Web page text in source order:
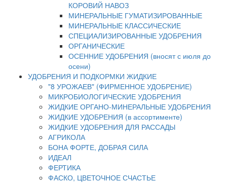
КОРОВИЙ НАВОЗ
МИНЕРАЛЬНЫЕ ГУМАТИЗИРОВАННЫЕ
МИНЕРАЛЬНЫЕ КЛАССИЧЕСКИЕ
СПЕЦИАЛИЗИРОВАННЫЕ УДОБРЕНИЯ
ОРГАНИЧЕСКИЕ
ОСЕННИЕ УДОБРЕНИЯ (вносят с июля до
осени)
УДОБРЕНИЯ И ПОДКОРМКИ ЖИДКИЕ
"8 УРОЖАЕВ" (ФИРМЕННОЕ УДОБРЕНИЕ)
МИКРОБИОЛОГИЧЕСКИЕ УДОБРЕНИЯ
ЖИДКИЕ ОРГАНО-МИНЕРАЛЬНЫЕ УДОБРЕНИЯ
ЖИДКИЕ УДОБРЕНИЯ (в ассортименте)
ЖИДКИЕ УДОБРЕНИЯ ДЛЯ РАССАДЫ
АГРИКОЛА
БОНА ФОРТЕ, ДОБРАЯ СИЛА
ИДЕАЛ
ФЕРТИКА
ФАСКО, ЦВЕТОЧНОЕ СЧАСТЬЕ